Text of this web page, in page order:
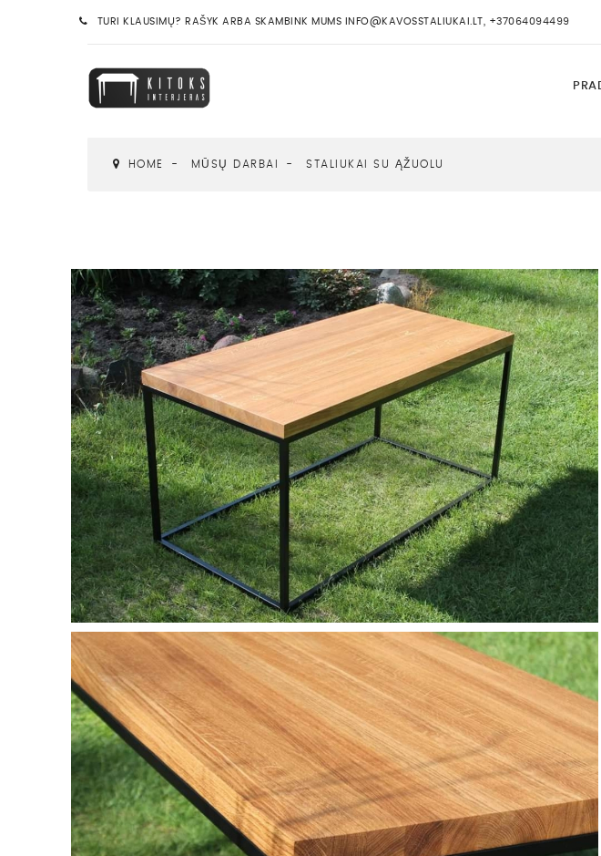
TURI KLAUSIMŲ? RAŠYK ARBA SKAMBINK MUMS INFO@KAVOSSTALIUKAI.LT, +37064094499
HOME MŪSŲ DARBAI STALIUKAI SU ĄŽUOLU